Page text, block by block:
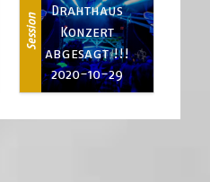
Session
Drahthaus
Konzert
abgesagt !!!
2020-10-29